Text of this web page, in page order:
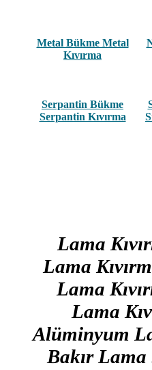
Metal Bükme Metal
Kıvırma
Serpantin Bükme
Serpantin Kıvırma
Lama
Lama
Lama
Lama
Alüminyum
Bakır Lama